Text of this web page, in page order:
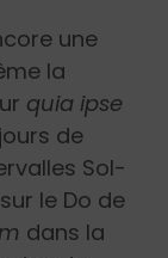
une
la
quia ipse
de
Sol-
le Do de
dans la